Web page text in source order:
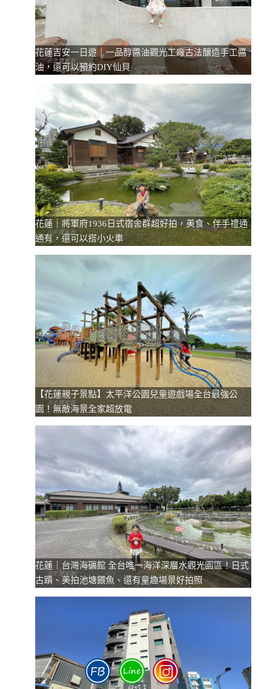
花蓮吉安一日遊｜一品醇醬油觀光工廠古法釀造手工醬
油，還可以預約DIY仙貝
花蓮｜將軍府1936日式宿舍群超好拍，美食、伴手禮通
通有，還可以搭小火車
【花蓮親子景點】太平洋公園兒童遊戲場全台最強公
園！無敵海景全家超放電
花蓮｜台灣海礦館 全台唯一海洋深層水觀光園區！日式
古蹟、美拍池塘餵魚、還有童趣場景好拍照